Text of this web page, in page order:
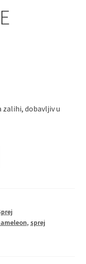
dobavljiv u
, sprej